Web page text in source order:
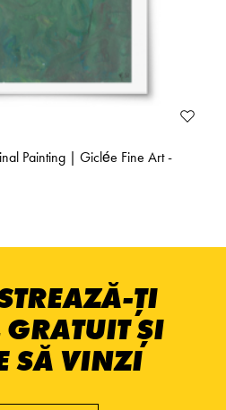
Painting | Giclée Fine Art -
ȚI
ȘI
SĂ VINZI